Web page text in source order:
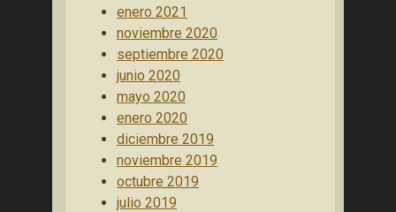
enero 2021
noviembre 2020
septiembre 2020
junio 2020
mayo 2020
enero 2020
diciembre 2019
noviembre 2019
octubre 2019
julio 2019